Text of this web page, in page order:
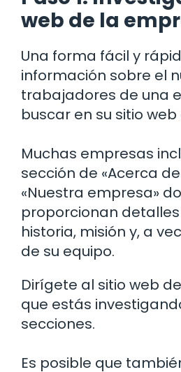
web de la
Una forma fácil y
información sobre el
trabajadores de una
buscar en su sitio web
Muchas empresas
sección de «Acerca
«Nuestra empresa»
proporcionan
historia, misión y, a
de su equipo.
Dirígete al sitio web
que estás
secciones.
Es posible que